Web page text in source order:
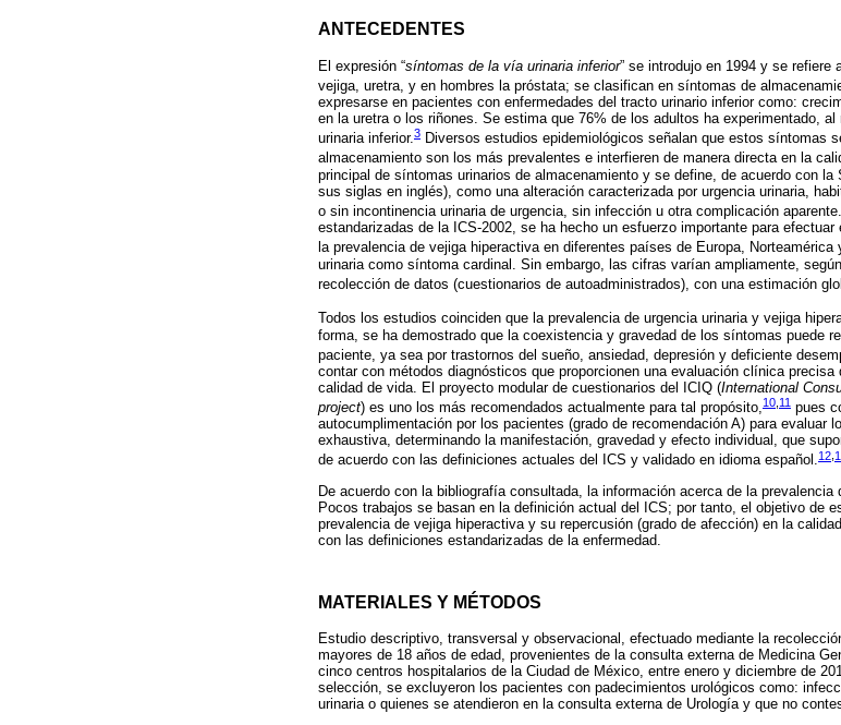
ANTECEDENTES
El expresión “síntomas de la vía urinaria inferior” se introdujo en 1994 y se
vejiga, uretra, y en hombres la próstata; se clasifican en síntomas de
expresarse en pacientes con enfermedades del tracto urinario inferior como:
en la uretra o los riñones. Se estima que 76% de los adultos ha experimentado,
urinaria inferior.3 Diversos estudios epidemiológicos señalan que estos síntomas
almacenamiento son los más prevalentes e interfieren de manera directa en la
principal de síntomas urinarios de almacenamiento y se define, de acuerdo con
sus siglas en inglés), como una alteración caracterizada por urgencia urinaria,
o sin incontinencia urinaria de urgencia, sin infección u otra complicación aparente.
estandarizadas de la ICS-2002, se ha hecho un esfuerzo importante para
la prevalencia de vejiga hiperactiva en diferentes países de Europa, Norteamérica
urinaria como síntoma cardinal. Sin embargo, las cifras varían ampliamente,
recolección de datos (cuestionarios de autoadministrados), con una estimación
Todos los estudios coinciden que la prevalencia de urgencia urinaria y vejiga
forma, se ha demostrado que la coexistencia y gravedad de los síntomas puede
paciente, ya sea por trastornos del sueño, ansiedad, depresión y deficiente
contar con métodos diagnósticos que proporcionen una evaluación clínica
calidad de vida. El proyecto modular de cuestionarios del ICIQ (International
project) es uno los más recomendados actualmente para tal propósito,10 11 pues
autocumplimentación por los pacientes (grado de recomendación A) para evaluar
exhaustiva, determinando la manifestación, gravedad y efecto individual, que
de acuerdo con las definiciones actuales del ICS y validado en idioma español.12
De acuerdo con la bibliografía consultada, la información acerca de la
Pocos trabajos se basan en la definición actual del ICS; por tanto, el objetivo de
prevalencia de vejiga hiperactiva y su repercusión (grado de afección) en la
con las definiciones estandarizadas de la enfermedad.
MATERIALES Y MÉTODOS
Estudio descriptivo, transversal y observacional, efectuado mediante la
mayores de 18 años de edad, provenientes de la consulta externa de Medicina
cinco centros hospitalarios de la Ciudad de México, entre enero y diciembre de
selección, se excluyeron los pacientes con padecimientos urológicos como:
urinaria o quienes se atendieron en la consulta externa de Urología y que no